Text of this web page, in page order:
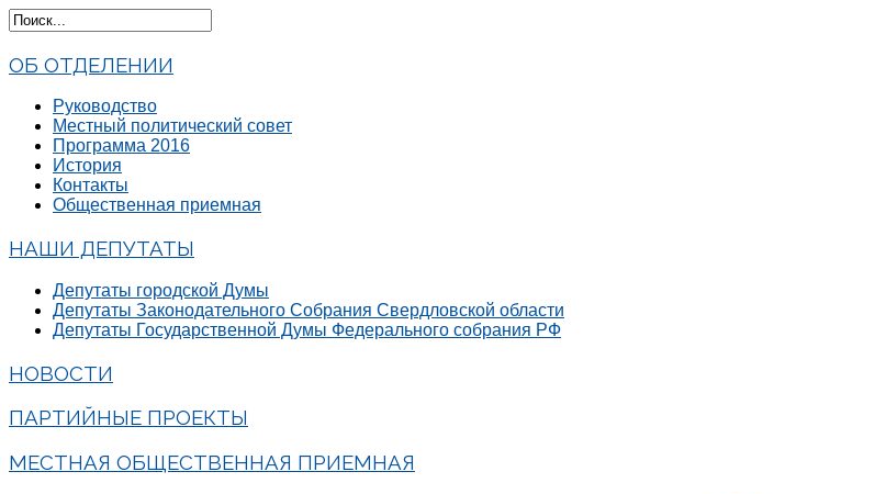
ОБ ОТДЕЛЕНИИ
Руководство
Местный политический совет
Программа 2016
История
Контакты
Общественная приемная
НАШИ ДЕПУТАТЫ
Депутаты городской Думы
Депутаты Законодательного Собрания Свердловской области
Депутаты Государственной Думы Федерального собрания РФ
НОВОСТИ
ПАРТИЙНЫЕ ПРОЕКТЫ
МЕСТНАЯ ОБЩЕСТВЕННАЯ ПРИЕМНАЯ